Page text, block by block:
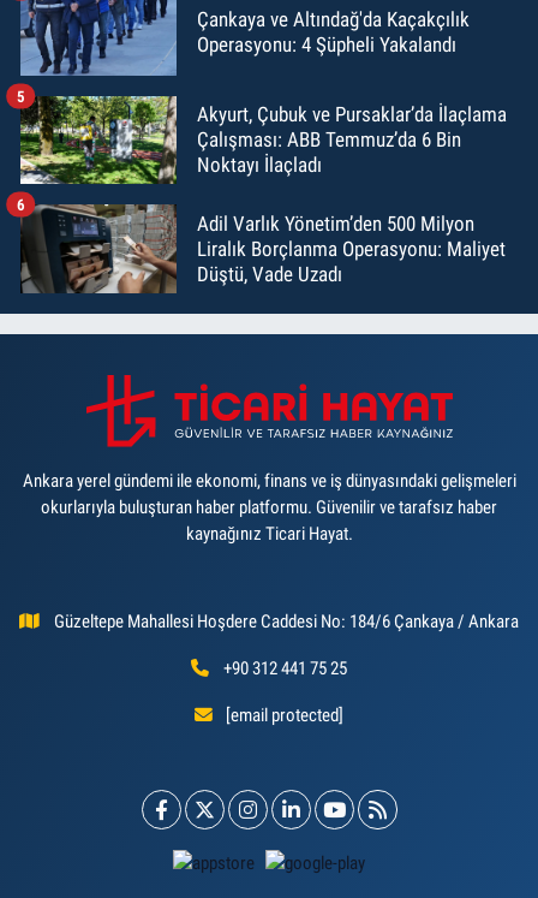
Çankaya ve Altındağ'da Kaçakçılık
Operasyonu: 4 Şüpheli Yakalandı
Akyurt, Çubuk ve Pursaklar’da İlaçlama
Çalışması: ABB Temmuz’da 6 Bin
Noktayı İlaçladı
5
Adil Varlık Yönetim’den 500 Milyon
Liralık Borçlanma Operasyonu: Maliyet
Düştü, Vade Uzadı
6
Ankara yerel gündemi ile ekonomi, finans ve iş dünyasındaki gelişmeleri
okurlarıyla buluşturan haber platformu. Güvenilir ve tarafsız haber
kaynağınız Ticari Hayat.
Güzeltepe Mahallesi Hoşdere Caddesi No: 184/6 Çankaya / Ankara
+90 312 441 75 25
[email protected]